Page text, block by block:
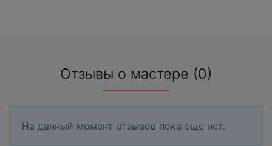
Отзывы о мастере (0)
На данный момент отзывов пока еще нет.